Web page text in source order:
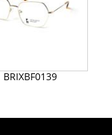
BRIXBF0139